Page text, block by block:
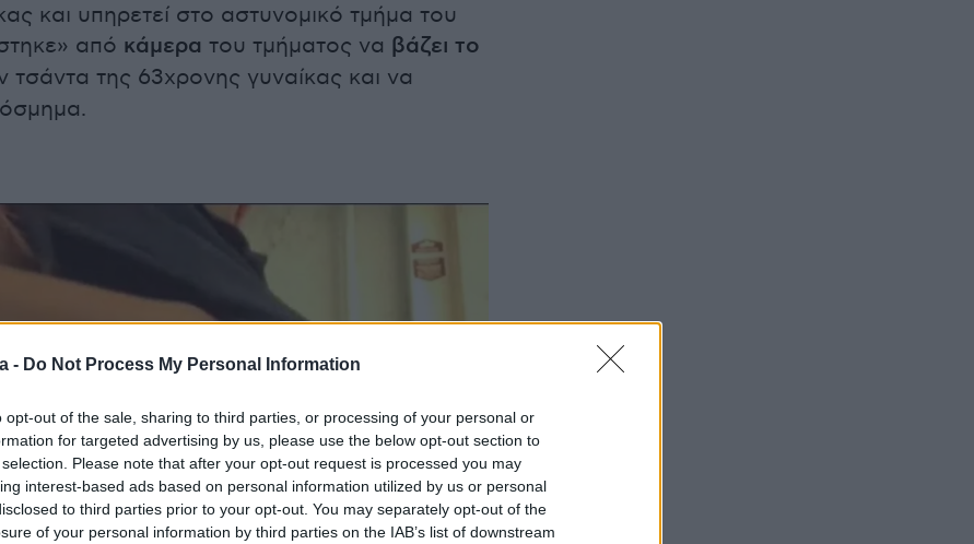
- Do Not Process My Personal Information
opt-out of the sale, sharing to third parties, or processing of your personal or
for targeted advertising by us, please use the below opt-out section to
Please note that after your opt-out request is processed you may
interest-based ads based on personal information utilized by us or personal
to third parties prior to your opt-out. You may separately opt-out of the
of your personal information by third parties on the IAB’s list of downstream
και υπηρετεί στο αστυνομικό τμήμα του
από κάμερα του τμήματος να βάζει το
τσάντα της 63χρονης γυναίκας και να